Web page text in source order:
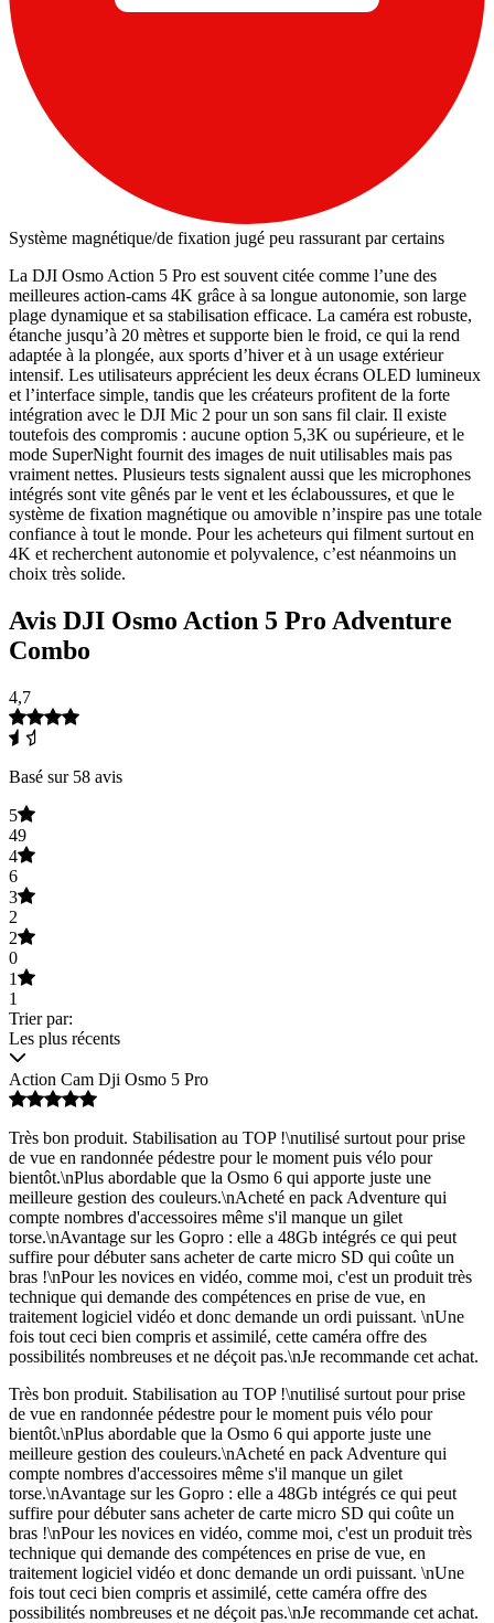
Système magnétique/de fixation jugé peu rassurant par certains
La DJI Osmo Action 5 Pro est souvent citée comme l’une des
meilleures action-cams 4K grâce à sa longue autonomie, son large
plage dynamique et sa stabilisation efficace. La caméra est robuste,
étanche jusqu’à 20 mètres et supporte bien le froid, ce qui la rend
adaptée à la plongée, aux sports d’hiver et à un usage extérieur
intensif. Les utilisateurs apprécient les deux écrans OLED lumineux
et l’interface simple, tandis que les créateurs profitent de la forte
intégration avec le DJI Mic 2 pour un son sans fil clair. Il existe
toutefois des compromis : aucune option 5,3K ou supérieure, et le
mode SuperNight fournit des images de nuit utilisables mais pas
vraiment nettes. Plusieurs tests signalent aussi que les microphones
intégrés sont vite gênés par le vent et les éclaboussures, et que le
système de fixation magnétique ou amovible n’inspire pas une totale
confiance à tout le monde. Pour les acheteurs qui filment surtout en
4K et recherchent autonomie et polyvalence, c’est néanmoins un
choix très solide.
Avis DJI Osmo Action 5 Pro Adventure
Combo
4,7
Basé sur 58 avis
5
49
4
6
3
2
2
0
1
1
Trier par:
Les plus récents
Action Cam Dji Osmo 5 Pro
Très bon produit. Stabilisation au TOP !\nutilisé surtout pour prise
de vue en randonnée pédestre pour le moment puis vélo pour
bientôt.\nPlus abordable que la Osmo 6 qui apporte juste une
meilleure gestion des couleurs.\nAcheté en pack Adventure qui
compte nombres d'accessoires même s'il manque un gilet
torse.\nAvantage sur les Gopro : elle a 48Gb intégrés ce qui peut
suffire pour débuter sans acheter de carte micro SD qui coûte un
bras !\nPour les novices en vidéo, comme moi, c'est un produit très
technique qui demande des compétences en prise de vue, en
traitement logiciel vidéo et donc demande un ordi puissant. \nUne
fois tout ceci bien compris et assimilé, cette caméra offre des
possibilités nombreuses et ne déçoit pas.\nJe recommande cet achat.
Très bon produit. Stabilisation au TOP !\nutilisé surtout pour prise
de vue en randonnée pédestre pour le moment puis vélo pour
bientôt.\nPlus abordable que la Osmo 6 qui apporte juste une
meilleure gestion des couleurs.\nAcheté en pack Adventure qui
compte nombres d'accessoires même s'il manque un gilet
torse.\nAvantage sur les Gopro : elle a 48Gb intégrés ce qui peut
suffire pour débuter sans acheter de carte micro SD qui coûte un
bras !\nPour les novices en vidéo, comme moi, c'est un produit très
technique qui demande des compétences en prise de vue, en
traitement logiciel vidéo et donc demande un ordi puissant. \nUne
fois tout ceci bien compris et assimilé, cette caméra offre des
possibilités nombreuses et ne déçoit pas.\nJe recommande cet achat.